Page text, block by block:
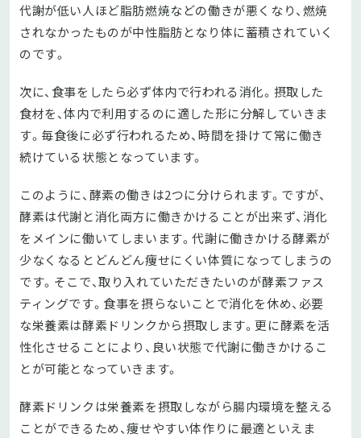
代謝が低い人ほど脂肪燃焼などの働きが悪くなり、燃焼
されなかったものが中性脂肪となり体に蓄積されていく
のです。
次に、食事をしたら必ず体内で行われる消化。摂取した
食材を、体内で利用するのに適した形に分解していきま
す。毎食後に必ず行われるため、時間を掛けて常に働き
続けている状態となっています。
このように、酵素の働きは2つに分けられます。ですが、
酵素は代謝と消化両方に働きかけることが出来ず、消化
をメインに働いてしまいます。代謝に働きかける酵素が
少なくなるとどんどん痩せにくい体質になってしまうの
です。そこで、取り入れていただきたいのが酵素ファス
ティングです。食事を摂らないことで消化を休め、必要
な栄養素は酵素ドリンクから摂取します。更に酵素を活
性化させることにより、良い状態で代謝に働きかけるこ
とが可能となっていきます。
酵素ドリンクは栄養素を摂取しながら腸内環境を整える
ことができるため、痩せやすい体作りに最適といえま